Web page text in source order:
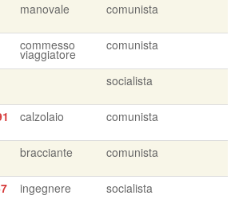
manovale comunista
commesso
viaggiatore
comunista
socialista
calzolaio comunista
bracciante comunista
ingegnere socialista